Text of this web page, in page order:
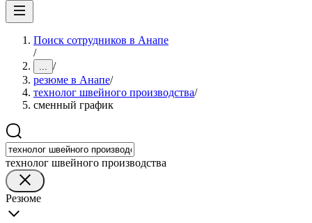
Поиск сотрудников в Анапе
/
... /
резюме в Анапе/
технолог швейного производства/
сменный график
технолог швейного производства
Резюме